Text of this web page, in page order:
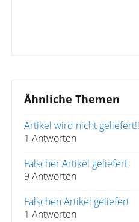
Ähnliche Themen
Artikel wird nicht geliefert!!
1 Antworten
Falscher Artikel geliefert
9 Antworten
Falschen Artikel geliefert
1 Antworten